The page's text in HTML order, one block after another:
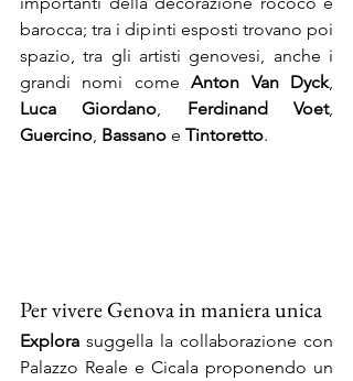
barocca; tra i dipinti esposti trovano poi
spazio, tra gli artisti genovesi, anche i
grandi nomi come Anton Van Dyck
Luca Giordano, Ferdinand Voet
Guercino, Bassano e Tintoretto.
Per vivere Genova in maniera unica
Explora suggella la collaborazione con
Palazzo Reale e Cicala proponendo un